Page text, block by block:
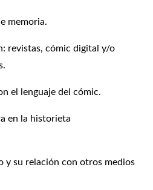
memoria.
revistas, cómic digital y/o
el lenguaje del cómic.
en la historieta
y su relación con otros medios